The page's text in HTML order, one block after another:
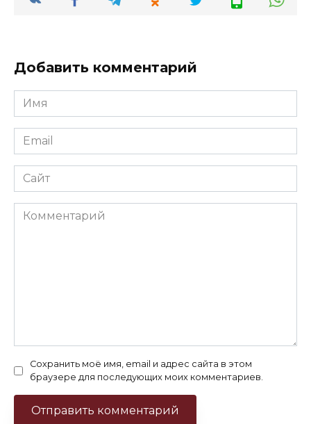
Добавить комментарий
Имя
*
Email
*
Сайт
Комментарий
Сохранить моё имя, email и адрес сайта в этом
браузере для последующих моих комментариев.